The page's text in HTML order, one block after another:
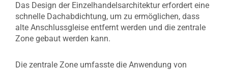
Das Design der Einzelhandelsarchitektur erfordert eine
schnelle Dachabdichtung, um zu ermöglichen, dass
alte Anschlussgleise entfernt werden und die zentrale
Zone gebaut werden kann.
Die zentrale Zone umfasste die Anwendung von